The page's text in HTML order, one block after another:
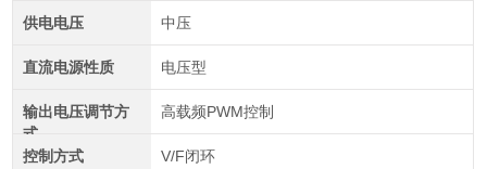
供电电压 中压
直流电源性质 电压型
输出电压调节方
式
高载频PWM控制
控制方式 V/F闭环